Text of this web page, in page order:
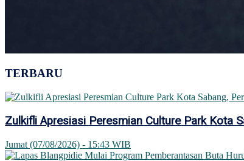
TERBARU
Zulkifli Apresiasi Peresmian Culture Park Kota
Jumat (07/08/2026) - 15:43 WIB